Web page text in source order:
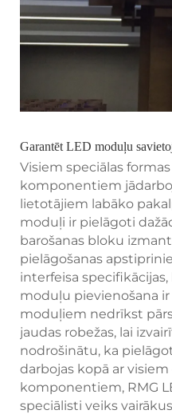
Garantēt LED moduļu
Visiem speciālas
komponentiem
lietotājiem labāko
moduļi ir pielāgoti
barošanas bloku
pielāgošanas
interfeisa
moduļu pievienošana
moduļiem nedrīkst
jaudas robežas, lai
nodrošinātu, ka
darbojas kopā ar
komponentiem, RMG
speciālisti veiks